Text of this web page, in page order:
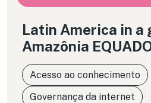
Latin America in a
Amazônia
Acesso ao conhecimento
Governança da internet